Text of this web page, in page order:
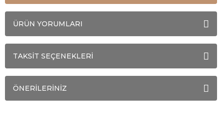
ÜRÜN YORUMLARI
TAKSİT SEÇENEKLERİ
ÖNERİLERİNİZ